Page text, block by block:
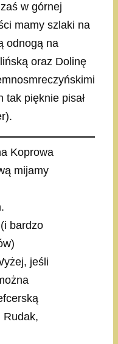
w górnej
mamy szlaki na
odnogą na
oraz Dolinę
pięknie pisał
mijamy
bardzo
jeśli
Rudak,